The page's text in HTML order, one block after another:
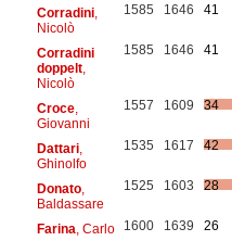
Corradini,
Nicolò
1585 1646 41
Corradini
doppelt,
Nicolò
1585 1646 41
Croce,
Giovanni
1557 1609 34
Dattari,
Ghinolfo
1535 1617 42
Donato,
Baldassare
1525 1603 28
Farina , Carlo 1600 1639
26